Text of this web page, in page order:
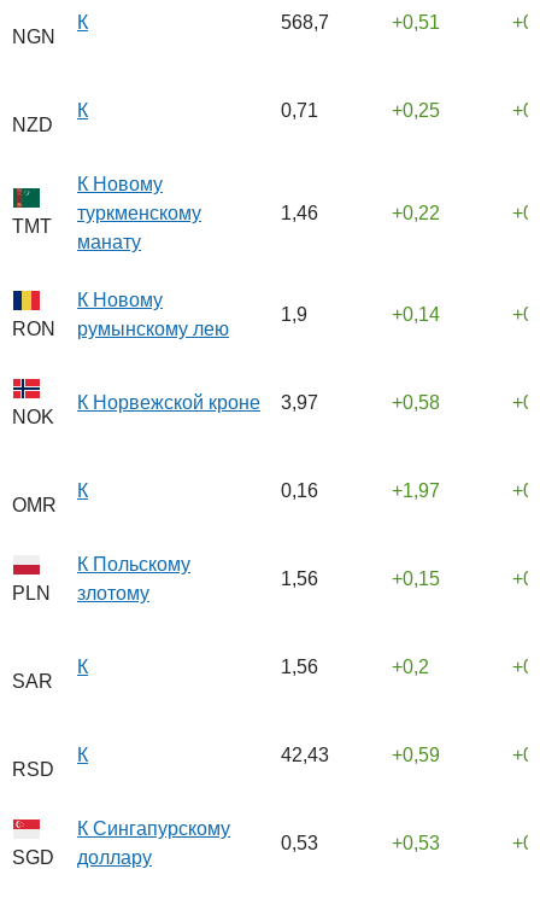
NGN
К 568,7 0,51
NZD
К 0,71 0,25
TMT
К Новому
туркменскому
манату
1,46 0,22
RON
К Новому
румынскому лею
1,9 0,14
NOK
К Норвежской кроне 3,97 0,58
OMR
К 0,16 1,97
PLN
К Польскому
злотому
1,56 0,15
SAR
К 1,56 0,2
RSD
К 42,43 0,59
SGD
К Сингапурскому
доллару
0,53 0,53